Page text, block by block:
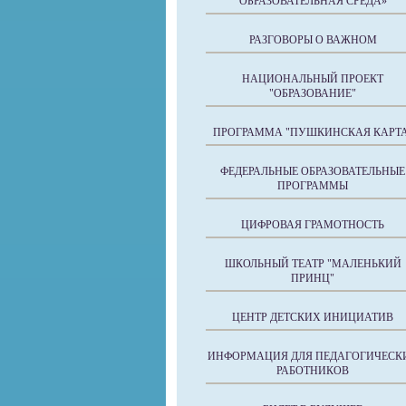
РАЗГОВОРЫ О ВАЖНОМ
НАЦИОНАЛЬНЫЙ ПРОЕКТ
"ОБРАЗОВАНИЕ"
ПРОГРАММА "ПУШКИНСКАЯ
ФЕДЕРАЛЬНЫЕ ОБРАЗОВАТЕЛЬНЫЕ
ПРОГРАММЫ
ЦИФРОВАЯ ГРАМОТНОСТЬ
ШКОЛЬНЫЙ ТЕАТР "МАЛЕНЬКИЙ
ПРИНЦ"
ЦЕНТР ДЕТСКИХ ИНИЦИАТИВ
ИНФОРМАЦИЯ ДЛЯ
РАБОТНИКОВ